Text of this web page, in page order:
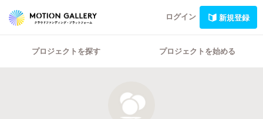
ログイン 新規登録
プロジェクトを探す プロジェクトを始める